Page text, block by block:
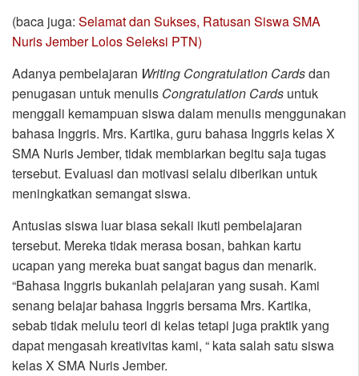
(baca juga: Selamat dan Sukses, Ratusan Siswa SMA
Nuris Jember Lolos Seleksi PTN)
Adanya pembelajaran Writing Congratulation Cardsdan
penugasan untuk menulis Congratulation Cards untuk
menggali kemampuan siswa dalam menulis menggunakan
bahasa Inggris. Mrs. Kartika, guru bahasa Inggris kelas X
SMA Nuris Jember, tidak membiarkan begitu saja tugas
tersebut. Evaluasi dan motivasi selalu diberikan untuk
meningkatkan semangat siswa.
Antusias siswa luar biasa sekali ikuti pembelajaran
tersebut. Mereka tidak merasa bosan, bahkan kartu
ucapan yang mereka buat sangat bagus dan menarik.
“Bahasa Inggris bukanlah pelajaran yang susah. Kami
senang belajar bahasa Inggris bersama Mrs. Kartika,
sebab tidak melulu teori di kelas tetapi juga praktik yang
dapat mengasah kreativitas kami, “ kata salah satu siswa
kelas X SMA Nuris Jember.